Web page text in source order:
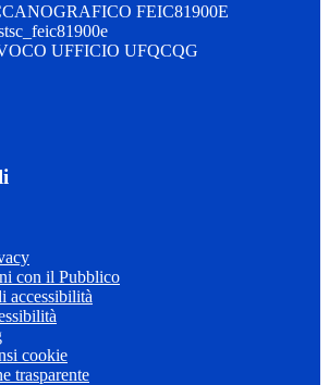
FEIC81900E
UFFICIO UFQCQG
con il Pubblico
accessibilità
cookie
trasparente